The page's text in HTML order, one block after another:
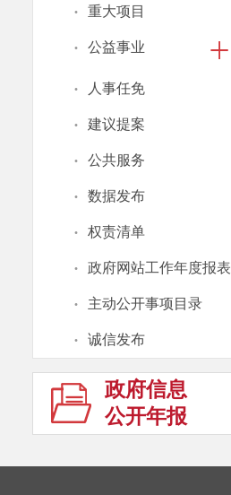
· 重大项目
· 公益事业
· 人事任免
· 建议提案
· 公共服务
· 数据发布
· 权责清单
· 政府网站工作年度报表
· 主动公开事项目录
· 诚信发布
政府信息
公开年报